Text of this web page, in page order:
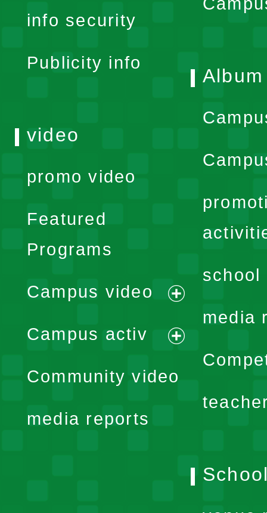
info security
Publicity info
Album
school
media
video
promo video
Featured
Programs
Campus video
expand
menu
Campus activ
expand
Community video
media reports